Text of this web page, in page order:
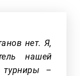
нет. Я,
нашей
–